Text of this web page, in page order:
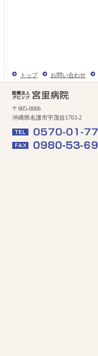
トップ お問い合わせ
〒905-0006
沖縄県名護市宇茂佐1763-2